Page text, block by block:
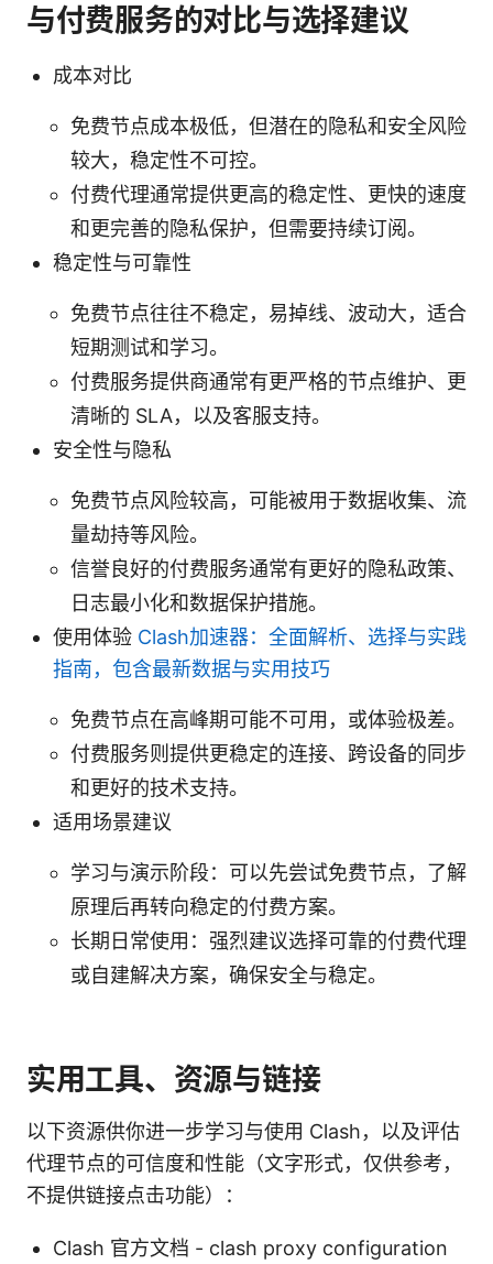
与付费服务的对比与选择建议
成本对比
免费节点成本极低，但潜在的隐私和安全风险
较大，稳定性不可控。
付费代理通常提供更高的稳定性、更快的速度
和更完善的隐私保护，但需要持续订阅。
稳定性与可靠性
免费节点往往不稳定，易掉线、波动大，适合
短期测试和学习。
付费服务提供商通常有更严格的节点维护、更
清晰的 SLA，以及客服支持。
安全性与隐私
免费节点风险较高，可能被用于数据收集、流
量劫持等风险。
信誉良好的付费服务通常有更好的隐私政策、
日志最小化和数据保护措施。
使用体验 Clash加速器：全面解析、选择与实践
指南，包含最新数据与实用技巧
免费节点在高峰期可能不可用，或体验极差。
付费服务则提供更稳定的连接、跨设备的同步
和更好的技术支持。
适用场景建议
学习与演示阶段：可以先尝试免费节点，了解
原理后再转向稳定的付费方案。
长期日常使用：强烈建议选择可靠的付费代理
或自建解决方案，确保安全与稳定。
实用工具、资源与链接
以下资源供你进一步学习与使用 Clash，以及评估
代理节点的可信度和性能（文字形式，仅供参考，
不提供链接点击功能）：
Clash 官方文档 - clash proxy configuration